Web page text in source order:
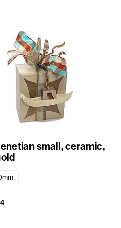
small, ceramic,